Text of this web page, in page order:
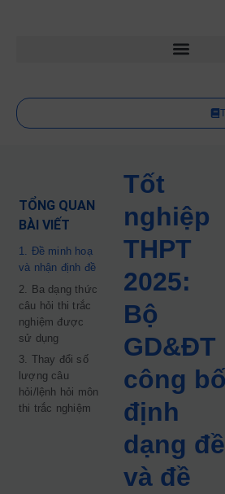
TỔNG QUAN
BÀI VIẾT
1. Đề minh hoạ
và nhận định đề
2. Ba dạng thức
câu hỏi thi trắc
nghiệm được
sử dụng
3. Thay đổi số
lượng câu
hỏi/lệnh hỏi môn
thi trắc nghiệm
Tốt
nghiệp
THPT
2025:
Bộ
GD&ĐT
công bố
định
dạng đề
và đề